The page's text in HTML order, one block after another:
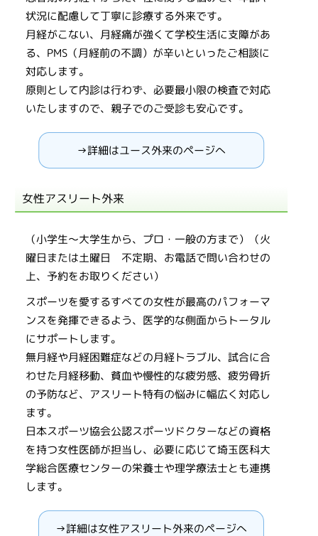
状況に配慮して丁寧に診療する外来です。
月経がこない、月経痛が強くて学校生活に支障があ
る、PMS（月経前の不調）が辛いといったご相談に
対応します。
原則として内診は行わず、必要最小限の検査で対応
いたしますので、親子でのご受診も安心です。
→詳細はユース外来のページへ
女性アスリート外来
（小学生〜大学生から、プロ・一般の方まで）（火
曜日または土曜日 不定期、お電話で問い合わせの
上、予約をお取りください）
スポーツを愛するすべての女性が最高のパフォーマ
ンスを発揮できるよう、医学的な側面からトータル
にサポートします。
無月経や月経困難症などの月経トラブル、試合に合
わせた月経移動、貧血や慢性的な疲労感、疲労骨折
の予防など、アスリート特有の悩みに幅広く対応し
ます。
日本スポーツ協会公認スポーツドクターなどの資格
を持つ女性医師が担当し、必要に応じて埼玉医科大
学総合医療センターの栄養士や理学療法士とも連携
します。
→詳細は女性アスリート外来のページへ